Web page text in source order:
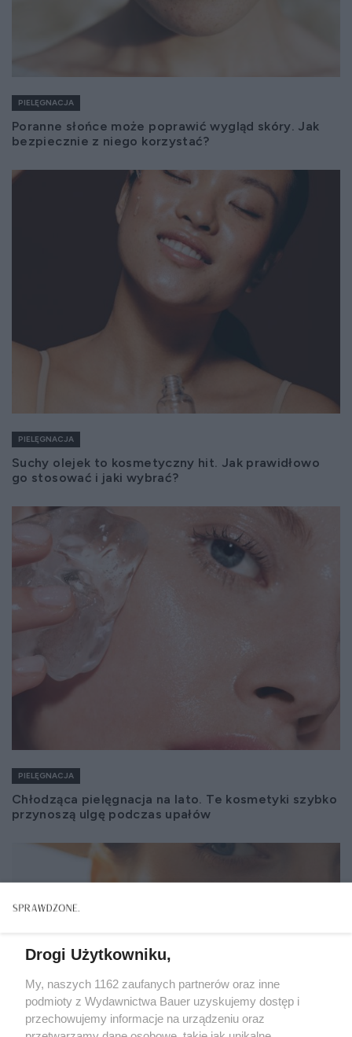
PIELĘGNACJA
Poranne słońce może poprawić wygląd skóry. Jak
bezpiecznie z niego korzystać?
PIELĘGNACJA
Suchy olejek to kosmetyczny hit. Jak prawidłowo
go stosować i jaki wybrać?
PIELĘGNACJA
Chłodząca pielęgnacja na lato. Te kosmetyki szybko
przynoszą ulgę podczas upałów
Drogi Użytkowniku,
My, naszych 1162 zaufanych partnerów oraz inne
podmioty z Wydawnictwa Bauer uzyskujemy dostęp i
przechowujemy informacje na urządzeniu oraz